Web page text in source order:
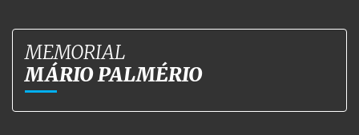
MEMORIAL
MÁRIO PALMÉRIO